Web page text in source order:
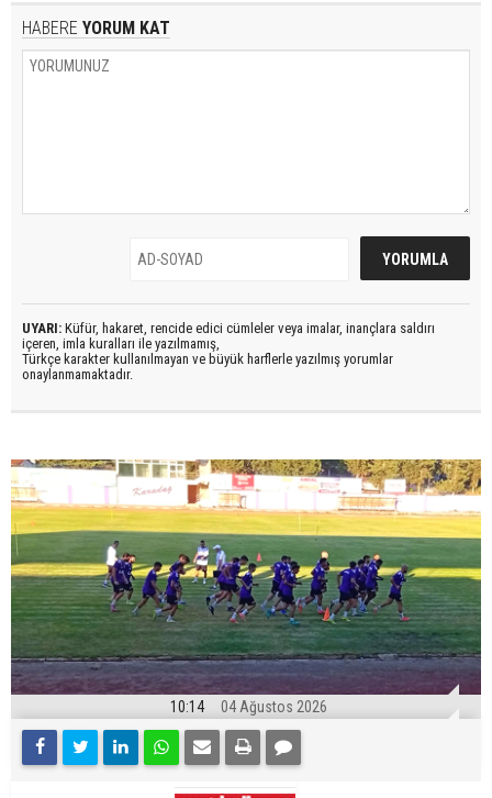
HABERE YORUM KAT
UYARI: Küfür, hakaret, rencide edici cümleler veya imalar, inançlara saldırı
içeren, imla kuralları ile yazılmamış,
Türkçe karakter kullanılmayan ve büyük harflerle yazılmış yorumlar
onaylanmamaktadır.
10:14 04 Ağustos 2026